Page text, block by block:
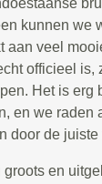
kunnen we
aan veel
officieel is,
Het is erg
en we raden
door de juiste
en